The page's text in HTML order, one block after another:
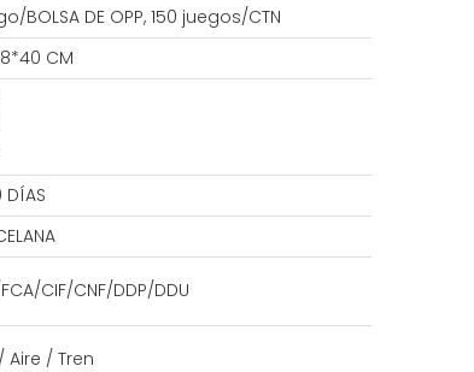
BOLSA DE OPP, 150 juegos/CTN
CM
CIF/CNF/DDP/DDU
Aire / Tren